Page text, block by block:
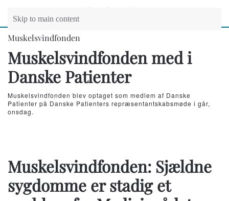
Skip to main content
Muskelsvindfonden
Muskelsvindfonden med i
Danske Patienter
Muskelsvindfonden blev optaget som medlem af Danske
Patienter på Danske Patienters repræsentantskabsmøde i går,
onsdag.
Muskelsvindfonden: Sjældne
sygdomme er stadig et